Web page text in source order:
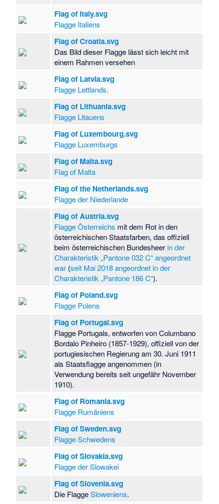
Flag of Italy.svg
Flagge Italiens
Flag of Croatia.svg
Das Bild dieser Flagge lässt sich leicht mit
einem Rahmen versehen
Flag of Latvia.svg
Flagge Lettlands.
Flag of Lithuania.svg
Flagge Litauens
Flag of Luxembourg.svg
Flagge Luxemburgs
Flag of Malta.svg
Flag of Malta
Flag of the Netherlands.svg
Flagge der Niederlande
Flag of Austria.svg
Flagge Österreichs mit dem Rot in den
österreichischen Staatsfarben, das offiziell
beim österreichischen Bundesheer in der
Charakteristik „Pantone 032 C“ angeordnet
war (seit Mai 2018 angeordnet in der
Charakteristik „Pantone 186 C“).
Flag of Poland.svg
Flagge Polens
Flag of Portugal.svg
Flagge Portugals, entworfen von Columbano
Bordalo Pinheiro (1857-1929), offiziell von der
portugiesischen Regierung am 30. Juni 1911
als Staatsflagge angenommen (in
Verwendung bereits seit ungefähr November
1910).
Flag of Romania.svg
Flagge Rumäniens
Flag of Sweden.svg
Flagge Schwedens
Flag of Slovakia.svg
Flagge der Slowakei
Flag of Slovenia.svg
Die FlaggeSloweniens.